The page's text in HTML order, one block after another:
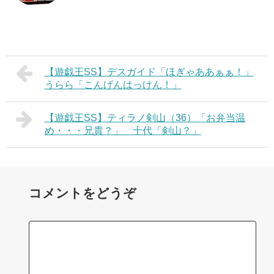
【遊戯王SS】デスガイド「ほぎゃああぁぁ！」
うらら「こんげんはっけん！」
【遊戯王SS】ティラノ剣山（36）「お弁当温
め・・・兄貴？」 十代「剣山？」
コメントをどうぞ